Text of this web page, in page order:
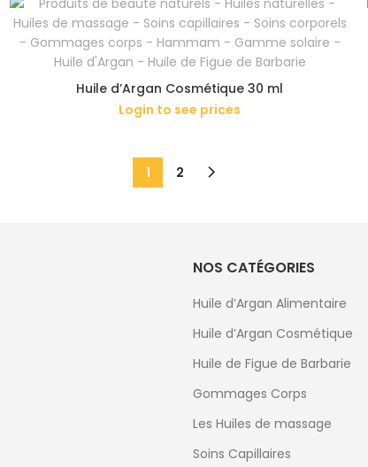
Huile d’Argan Cosmétique 30 ml
Login to see prices
1 2
NOS CATÉGORIES
Huile d’Argan Alimentaire
Huile d’Argan Cosmétique
Huile de Figue de Barbarie
Gommages Corps
Les Huiles de massage
Soins Capillaires